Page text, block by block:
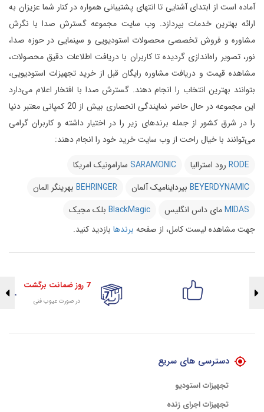
آماده است از ابتدای آشنایی تا انتهای پشتیبانی همواره در کنار شما عزیزان به
ارائه بهترین خدمات بپردازد. وب سایت مجموعه گسترش صدا با نگرش
مشاوره و فروش تخصصی محصولات استودیویی و سینمایی در حوزه صدا،
نور، تصویر راه‌اندازی گردیده تا کاربران با دریافت اطلاعات دقیق محصولات،
مشاهده قیمت و دریافت مشاوره رایگان قبل از خرید تجهیزات استودیویی،
بتوانند بهترین انتخاب را انجام دهند. گسترش صدا با افتخار اعلام می‌دارد
این مجموعه در حال حاضر نمایندگی انحصاری بیش از 20 کمپانی معتبر دنیا
را در شرق کشور از جمله برندهای زیر را در اختیار داشته و کاربران گرامی
می‌توانند با خیال راحت از وب سایت خرید خود را انجام دهند:
RODE رود استرالیا SARAMONIC سارامونیک امریکا
BEYERDYNAMIC بیرداینامیک آلمان BEHRINGER بهرینگر المان
MIDASمای داس انگلیس BlackMagic بلک مجیک
جهت مشاهده لیست کامل، از صفحه برندها بازدید کنید.
7 روز ضمانت برگشت
در صورت عیوب فنی
دسترسی های سریع
تجهیزات استودیو
تجهیزات اجرای زنده